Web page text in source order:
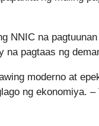
NNIC na
na pagtaas ng
moderno at
ng ekonomiya. –